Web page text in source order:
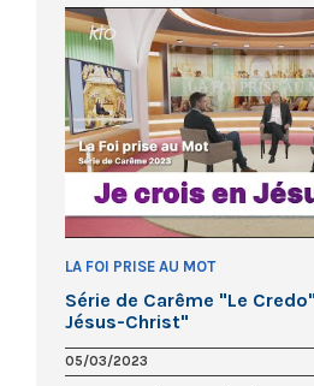
LA FOI PRISE AU MOT
Série de Carême "Le
Jésus-Christ"
05/03/2023